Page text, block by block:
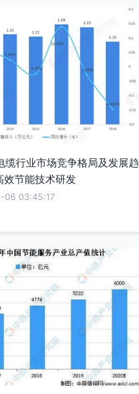
缆行业市场竞争格局及发展趋
效节能技术研发
06 03:45:17